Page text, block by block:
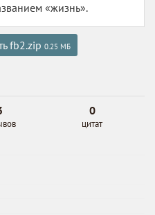
«жизнь».
fb2.zip 0.25 МБ
0
цитат